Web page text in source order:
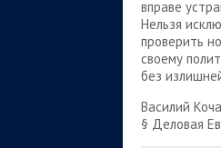
вправе
Нельзя
проверить
своему
без
Василий
§ Деловая